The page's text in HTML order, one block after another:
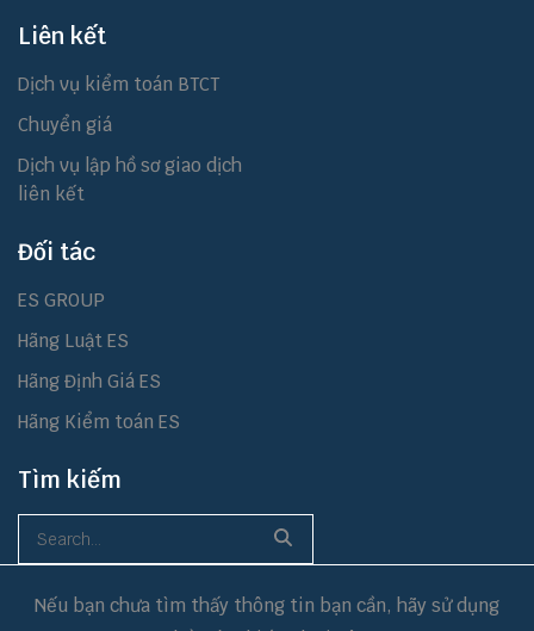
Liên kết
Dịch vụ kiểm toán BTCT
Chuyển giá
Dịch vụ lập hồ sơ giao dịch
liên kết
Đối tác
ES GROUP
Hãng Luật ES
Hãng Định Giá ES
Hãng Kiểm toán ES
Tìm kiếm
Nếu bạn chưa tìm thấy thông tin bạn cần, hãy sử dụng